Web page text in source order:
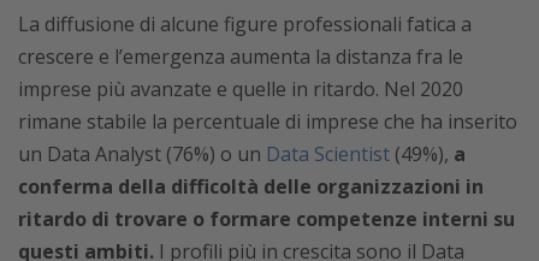
La diffusione di alcune figure professionali fatica a
crescere e l’emergenza aumenta la distanza fra le
imprese più avanzate e quelle in ritardo. Nel 2020
rimane stabile la percentuale di imprese che ha inserito
un Data Analyst (76%) o un Data Scientist (49%), a
conferma della difficoltà delle organizzazioni in
ritardo di trovare o formare competenze interni su
questi ambiti. I profili più in crescita sono il Data